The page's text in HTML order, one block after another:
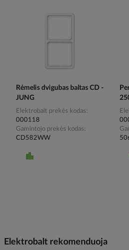
Rėmelis dvigubas baltas CD -
JUNG
Elektrobalt prekės kodas
000118
Gamintojo prekės kodas
CD582WW
Elektrobalt rekomenduoja